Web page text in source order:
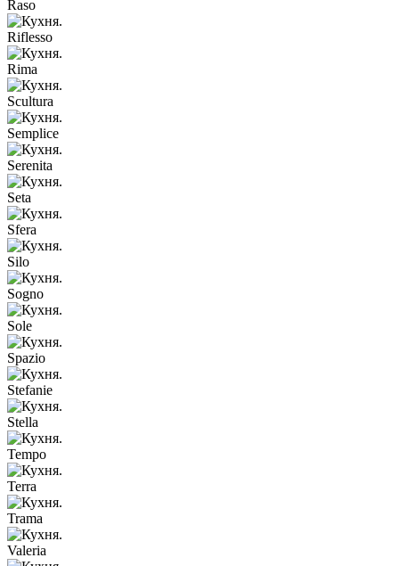
Raso
Riflesso
Rima
Scultura
Semplice
Serenita
Seta
Sfera
Silo
Sogno
Sole
Spazio
Stefanie
Stella
Tempo
Terra
Trama
Valeria